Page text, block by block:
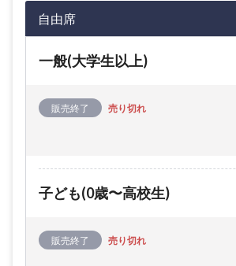
自由席
一般(大学生以上)
販売終了 売り切れ
子ども(0歳〜高校生)
販売終了 売り切れ